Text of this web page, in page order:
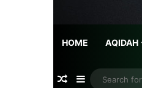
HOME AQIDAH
Random Article
Sidebar